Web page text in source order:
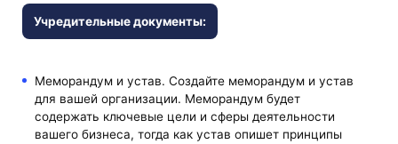
Учредительные документы:
Меморандум и устав. Создайте меморандум и устав
для вашей организации. Меморандум будет
содержать ключевые цели и сферы деятельности
вашего бизнеса, тогда как устав опишет принципы